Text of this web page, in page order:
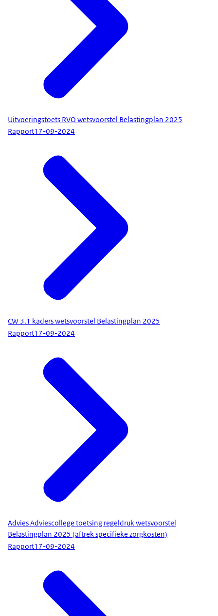
Uitvoeringstoets RVO wetsvoorstel Belastingplan 2025
Rapport17-09-2024
CW 3.1 kaders wetsvoorstel Belastingplan 2025
Rapport17-09-2024
Advies Adviescollege toetsing regeldruk wetsvoorstel
Belastingplan 2025 (aftrek specifieke zorgkosten)
Rapport17-09-2024